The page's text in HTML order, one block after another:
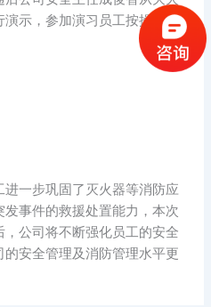
示，参加演习员工按操作步
一步巩固了灭火器等消防应
事件的救援处置能力，本次
公司将不断强化员工的安全
安全管理及消防管理水平更